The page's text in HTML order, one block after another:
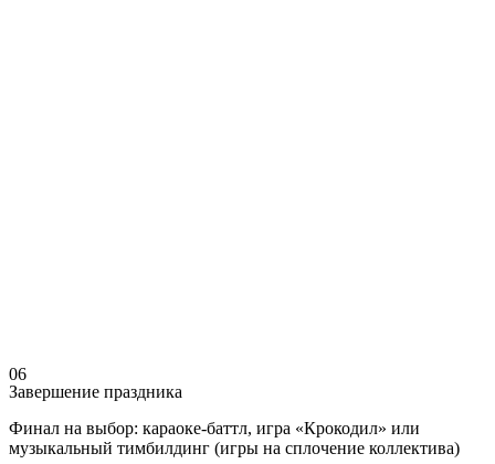
06
Завершение праздника
Финал на выбор: караоке-баттл, игра «Крокодил» или
музыкальный тимбилдинг (игры на сплочение коллектива)